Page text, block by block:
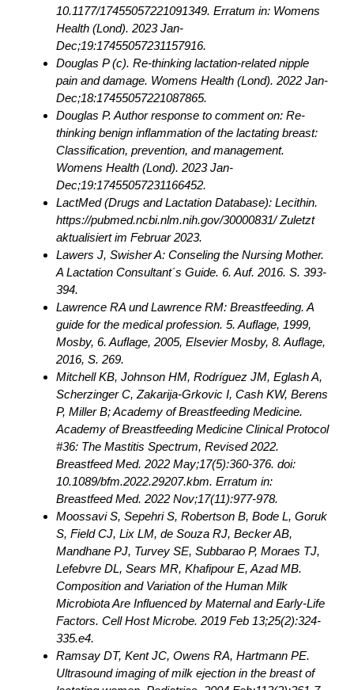
10.1177/17455057221091349. Erratum in: Womens
Health (Lond). 2023 Jan-
Dec;19:17455057231157916.
Douglas P (c). Re-thinking lactation-related nipple
pain and damage. Womens Health (Lond). 2022 Jan-
Dec;18:17455057221087865.
Douglas P. Author response to comment on: Re-
thinking benign inflammation of the lactating breast:
Classification, prevention, and management.
Womens Health (Lond). 2023 Jan-
Dec;19:17455057231166452.
LactMed (Drugs and Lactation Database): Lecithin.
https://pubmed.ncbi.nlm.nih.gov/30000831/ Zuletzt
aktualisiert im Februar 2023.
Lawers J, Swisher A: Conseling the Nursing Mother.
A Lactation Consultant´s Guide. 6. Auf. 2016. S. 393-
394.
Lawrence RA und Lawrence RM: Breastfeeding. A
guide for the medical profession. 5. Auflage, 1999,
Mosby, 6. Auflage, 2005, Elsevier Mosby, 8. Auflage,
2016, S. 269.
Mitchell KB, Johnson HM, Rodríguez JM, Eglash A,
Scherzinger C, Zakarija-Grkovic I, Cash KW, Berens
P, Miller B; Academy of Breastfeeding Medicine.
Academy of Breastfeeding Medicine Clinical Protocol
#36: The Mastitis Spectrum, Revised 2022.
Breastfeed Med. 2022 May;17(5):360-376. doi:
10.1089/bfm.2022.29207.kbm. Erratum in:
Breastfeed Med. 2022 Nov;17(11):977-978.
Moossavi S, Sepehri S, Robertson B, Bode L, Goruk
S, Field CJ, Lix LM, de Souza RJ, Becker AB,
Mandhane PJ, Turvey SE, Subbarao P, Moraes TJ,
Lefebvre DL, Sears MR, Khafipour E, Azad MB.
Composition and Variation of the Human Milk
Microbiota Are Influenced by Maternal and Early-Life
Factors. Cell Host Microbe. 2019 Feb 13;25(2):324-
335.e4.
Ramsay DT, Kent JC, Owens RA, Hartmann PE.
Ultrasound imaging of milk ejection in the breast of